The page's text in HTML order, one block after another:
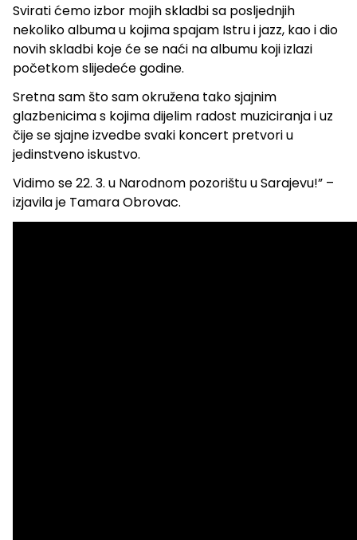
Svirati ćemo izbor mojih skladbi sa posljednjih
nekoliko albuma u kojima spajam Istru i jazz, kao i dio
novih skladbi koje će se naći na albumu koji izlazi
početkom slijedeće godine.
Sretna sam što sam okružena tako sjajnim
glazbenicima s kojima dijelim radost muziciranja i uz
čije se sjajne izvedbe svaki koncert pretvori u
jedinstveno iskustvo.
Vidimo se 22. 3. u Narodnom pozorištu u Sarajevu!” –
izjavila je Tamara Obrovac.